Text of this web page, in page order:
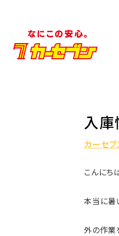
入庫
カーセ
こんにち
本当に暑
外の作業